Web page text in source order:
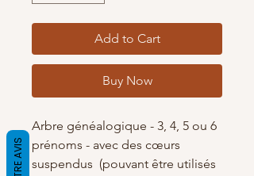
Add to Cart
Buy Now
Arbre généalogique - 3, 4, 5 ou 6
prénoms - avec des cœurs
suspendus (pouvant être utilisés